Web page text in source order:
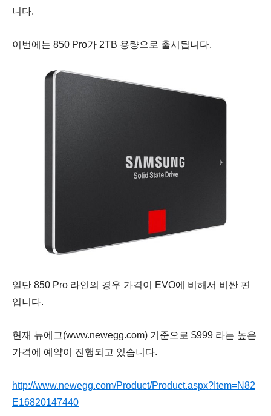
니다.
이번에는 850 Pro가 2TB 용량으로 출시됩니다.
일단 850 Pro 라인의 경우 가격이 EVO에 비해서 비싼 편
입니다.
현재 뉴에그(www.newegg.com) 기준으로 $999 라는 높은
가격에 예약이 진행되고 있습니다.
http://www.newegg.com/Product/Product.aspx?Item=N82
E16820147440